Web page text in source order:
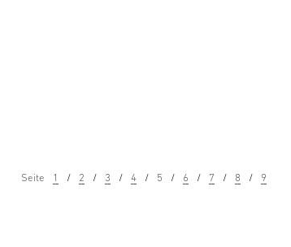
Seite 1 2 3 4 5 6 7 8 9